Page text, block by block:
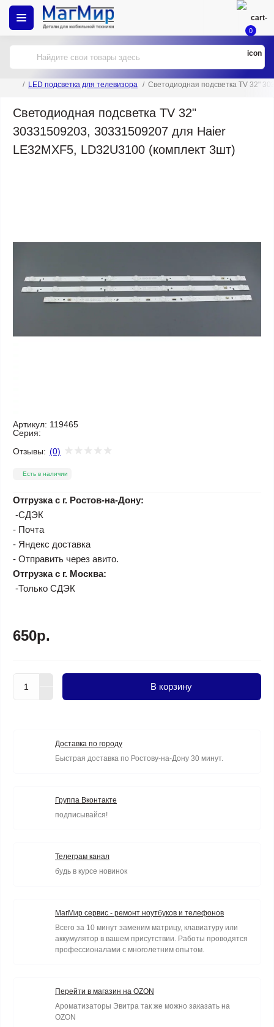
0
LED подсветка для телевизора Светодиодная подсветка TV 32"
Светодиодная подсветка TV 32"
30331509203, 30331509207 для Haier
LE32MXF5, LD32U3100 (комплект 3шт)
Артикул: 119465
Серия:
Отзывы: (0)
Есть в наличии
Отгрузка с г. Ростов-на-Дону:
-СДЭК
- Почта
- Яндекс доставка
- Отправить через авито.
Отгрузка с г. Москва:
-Только СДЭК
650р.
В корзину
Доставка по городу
Быстрая доставка по Ростову-на-Дону 30 минут.
Группа Вконтакте
подписывайся!
Телеграм канал
будь в курсе новинок
МагМир сервис - ремонт ноутбуков и телефонов
Всего за 10 минут заменим матрицу, клавиатуру или
аккумулятор в вашем присутствии. Работы проводятся
профессионалами с многолетним опытом.
Перейти в магазин на OZON
Ароматизаторы Эвитра так же можно заказать на
OZON